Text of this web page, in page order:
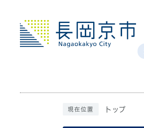
現在位置 トップ